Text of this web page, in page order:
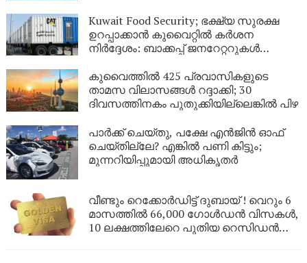
Kuwait Food Security; ഭക്ഷ്യ സുരക്ഷ
ഉറപ്പാക്കാൻ കുവൈറ്റിൽ കർശന
നിർദ്ദേശം: ബാക്കപ്പ് ജനറേറ്ററുകൾ
കുവൈത്തിൽ 425 പ്രവാസികളുടെ
താമസ വിലാസങ്ങൾ റദ്ദാക്കി; 30
ദിവസത്തിനകം പുതുക്കിയില്ലെങ്കിൽ പിഴ
പാർക്ക് ചെയ്തു, പക്ഷേ എൻജിൻ ഓഫ്
ചെയ്തില്ലേ? എങ്കിൽ പണി കിട്ടും;
മുന്നറിയിപ്പുമായി അധികൃതർ
വീണ്ടും റെക്കോർഡിട്ട് ദുബായ് ! വെറും 6
മാസത്തിൽ 66,000 ഗോൾഡൻ വിസകൾ,
10 ലക്ഷത്തിലേറെ പുതിയ റെസിഡൻസി